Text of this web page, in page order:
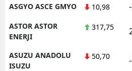
ASGYO ASCE GMYO 10,98
ASTOR ASTOR
ENERJI
317,75
ASUZU ANADOLU
ISUZU
50,70